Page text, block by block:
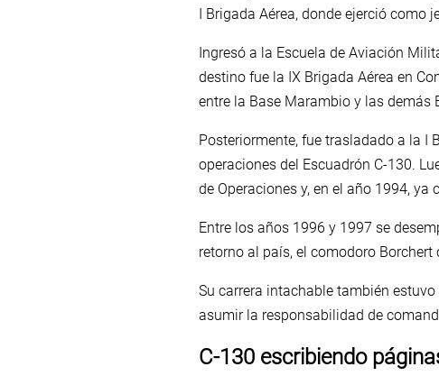
I Brigada Aérea, donde ejerció como
Ingresó a la Escuela de Aviación
destino fue la IX Brigada Aérea en
entre la Base Marambio y las demás
Posteriormente, fue trasladado a la I
operaciones del Escuadrón C-130.
de Operaciones y, en el año 1994,
Entre los años 1996 y 1997 se
retorno al país, el comodoro
Su carrera intachable también
asumir la responsabilidad de
C-130 escribiendo